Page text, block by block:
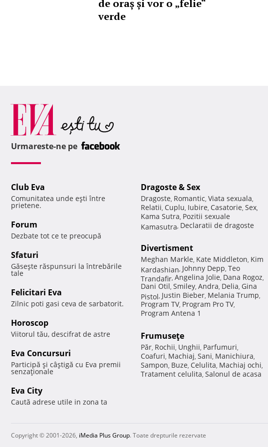
de oraș și vor o „felie“
verde
Urmareste-ne pe
Club Eva
Comunitatea unde eşti între
prietene.
Forum
Dezbate tot ce te preocupă
Sfaturi
Găseşte răspunsuri la întrebările
tale
Felicitari Eva
Zilnic poti gasi ceva de sarbatorit.
Horoscop
Viitorul tău, descifrat de astre
Eva Concursuri
Participă şi câştigă cu Eva premii
senzaţionale
Eva City
Caută adrese utile in zona ta
Dragoste & Sex
Dragoste, Romantic, Viata sexuala,
Relatii, Cuplu, Iubire, Casatorie, Sex,
Kama Sutra, Pozitii sexuale
Kamasutra, Declaratii de dragoste
Divertisment
Meghan Markle, Kate Middleton, Kim
Kardashian, Johnny Depp, Teo
Trandafir, Angelina Jolie, Dana Rogoz,
Dani Otil, Smiley, Andra, Delia, Gina
Pistol, Justin Bieber, Melania Trump,
Program TV, Program Pro TV,
Program Antena 1
Frumuseţe
Păr, Rochii, Unghii, Parfumuri,
Coafuri, Machiaj, Sani, Manichiura,
Sampon, Buze, Celulita, Machiaj ochi,
Tratament celulita, Salonul de acasa
Copyright © 2001-2026, iMedia Plus Group. Toate drepturile rezervate